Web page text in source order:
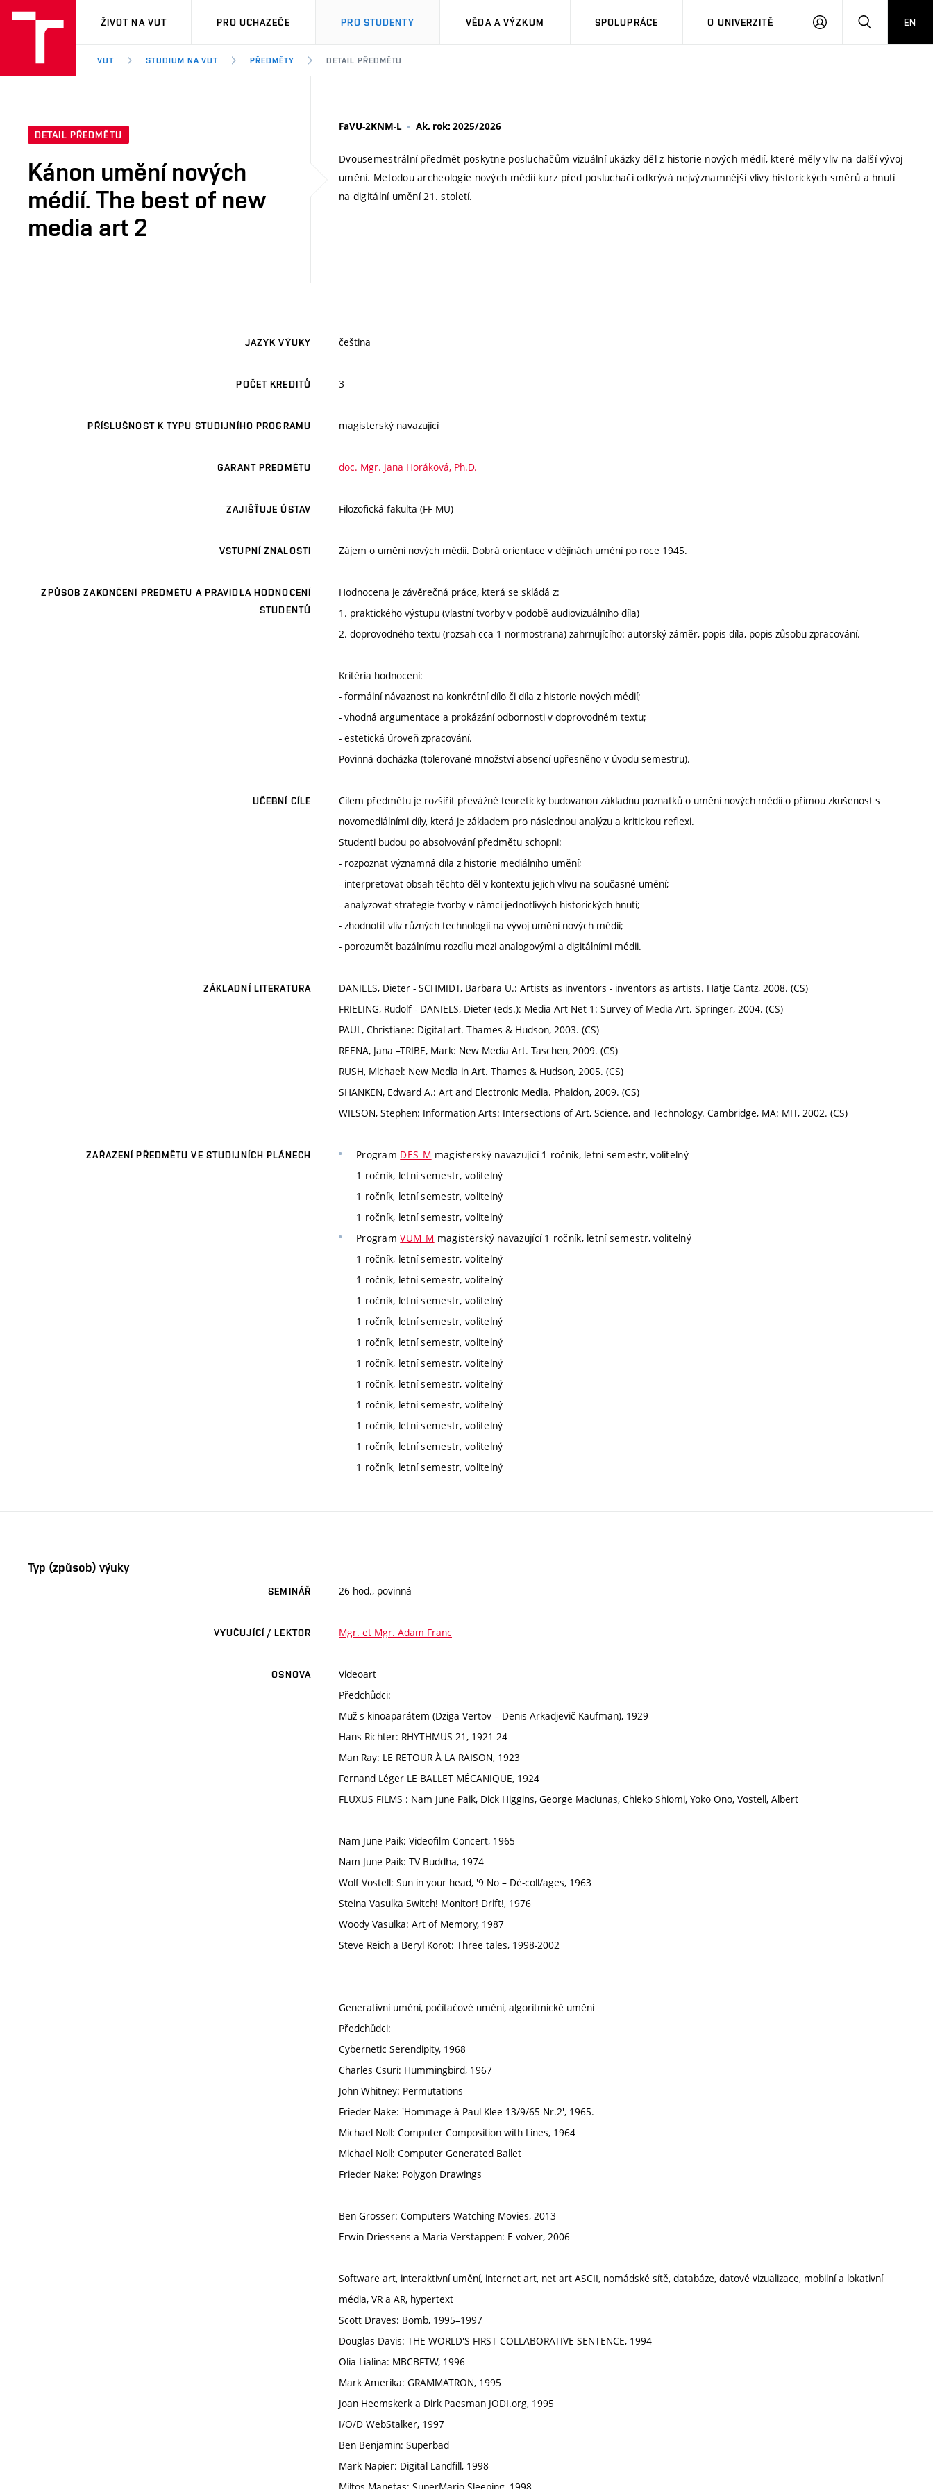
VUT
ŽIVOT NA VUT PRO UCHAZEČE PRO STUDENTY VĚDA A VÝZKUM SPOLUPRÁCE O UNIVERZITĚ
PŘIHLÁSIT HLEDATEN
VUT STUDIUM NA VUT PŘEDMĚTY DETAIL PŘEDMĚTU
DETAIL PŘEDMĚTU
Kánon umění nových
médií. The best of new
media art 2
FaVU-2KNM-L Ak. rok: 2025/2026
Dvousemestrální předmět poskytne posluchačům vizuální ukázky děl z historie nových médií, které měly vliv na další vývoj
umění. Metodou archeologie nových médií kurz před posluchači odkrývá nejvýznamnější vlivy historických směrů a hnutí
na digitální umění 21. století.
JAZYK VÝUKY čeština
POČET KREDITŮ 3
PŘÍSLUŠNOST K TYPU STUDIJNÍHO PROGRAMU magisterský navazující
GARANT PŘEDMĚTU doc. Mgr. Jana Horáková, Ph.D.
ZAJIŠŤUJE ÚSTAV Filozofická fakulta (FF MU)
VSTUPNÍ ZNALOSTI Zájem o umění nových médií. Dobrá orientace v dějinách umění po roce 1945.
ZPŮSOB ZAKONČENÍ PŘEDMĚTU A PRAVIDLA HODNOCENÍ
STUDENTŮ
Hodnocena je závěrečná práce, která se skládá z:
1. praktického výstupu (vlastní tvorby v podobě audiovizuálního díla)
2. doprovodného textu (rozsah cca 1 normostrana) zahrnujícího: autorský záměr, popis díla, popis zůsobu zpracování.
Kritéria hodnocení:
- formální návaznost na konkrétní dílo či díla z historie nových médií;
- vhodná argumentace a prokázání odbornosti v doprovodném textu;
- estetická úroveň zpracování.
Povinná docházka (tolerované množství absencí upřesněno v úvodu semestru).
UČEBNÍ CÍLE
Cílem předmětu je rozšířit převážně teoreticky budovanou základnu poznatků o umění nových médií o přímou zkušenost s
novomediálními díly, která je základem pro následnou analýzu a kritickou reflexi.
Studenti budou po absolvování předmětu schopni:
- rozpoznat významná díla z historie mediálního umění;
- interpretovat obsah těchto děl v kontextu jejich vlivu na současné umění;
- analyzovat strategie tvorby v rámci jednotlivých historických hnutí;
- zhodnotit vliv různých technologií na vývoj umění nových médií;
- porozumět bazálnímu rozdílu mezi analogovými a digitálními médii.
ZÁKLADNÍ LITERATURA
DANIELS, Dieter - SCHMIDT, Barbara U.: Artists as inventors - inventors as artists. Hatje Cantz, 2008. (CS)
FRIELING, Rudolf - DANIELS, Dieter (eds.): Media Art Net 1: Survey of Media Art. Springer, 2004. (CS)
PAUL, Christiane: Digital art. Thames & Hudson, 2003. (CS)
REENA, Jana –TRIBE, Mark: New Media Art. Taschen, 2009. (CS)
RUSH, Michael: New Media in Art. Thames & Hudson, 2005. (CS)
SHANKEN, Edward A.: Art and Electronic Media. Phaidon, 2009. (CS)
WILSON, Stephen: Information Arts: Intersections of Art, Science, and Technology. Cambridge, MA: MIT, 2002. (CS)
ZAŘAZENÍ PŘEDMĚTU VE STUDIJNÍCH PLÁNECH Program DES_M magisterský navazující 1 ročník, letní semestr, volitelný
1 ročník, letní semestr, volitelný
1 ročník, letní semestr, volitelný
1 ročník, letní semestr, volitelný
ProgramVUM_M magisterský navazující 1 ročník, letní semestr, volitelný
1 ročník, letní semestr, volitelný
1 ročník, letní semestr, volitelný
1 ročník, letní semestr, volitelný
1 ročník, letní semestr, volitelný
1 ročník, letní semestr, volitelný
1 ročník, letní semestr, volitelný
1 ročník, letní semestr, volitelný
1 ročník, letní semestr, volitelný
1 ročník, letní semestr, volitelný
1 ročník, letní semestr, volitelný
1 ročník, letní semestr, volitelný
Typ (způsob) výuky
SEMINÁŘ 26 hod., povinná
VYUČUJÍCÍ / LEKTOR Mgr. et Mgr. Adam Franc
OSNOVA
Videoart
Předchůdci:
Muž s kinoaparátem (Dziga Vertov – Denis Arkadjevič Kaufman), 1929
Hans Richter: RHYTHMUS 21, 1921-24
Man Ray: LE RETOUR À LA RAISON, 1923
Fernand Léger LE BALLET MÉCANIQUE, 1924
FLUXUS FILMS : Nam June Paik, Dick Higgins, George Maciunas, Chieko Shiomi, Yoko Ono, Vostell, Albert
Nam June Paik: Videofilm Concert, 1965
Nam June Paik: TV Buddha, 1974
Wolf Vostell: Sun in your head, '9 No – Dé-coll/ages, 1963
Steina Vasulka Switch! Monitor! Drift!, 1976
Woody Vasulka: Art of Memory, 1987
Steve Reich a Beryl Korot: Three tales, 1998-2002
Generativní umění, počítačové umění, algoritmické umění
Předchůdci:
Cybernetic Serendipity, 1968
Charles Csuri: Hummingbird, 1967
John Whitney: Permutations
Frieder Nake: 'Hommage à Paul Klee 13/9/65 Nr.2', 1965.
Michael Noll: Computer Composition with Lines, 1964
Michael Noll: Computer Generated Ballet
Frieder Nake: Polygon Drawings
Ben Grosser: Computers Watching Movies, 2013
Erwin Driessens a Maria Verstappen: E-volver, 2006
Software art, interaktivní umění, internet art, net art ASCII, nomádské sítě, databáze, datové vizualizace, mobilní a lokativní
média, VR a AR, hypertext
Scott Draves: Bomb, 1995–1997
Douglas Davis: THE WORLD'S FIRST COLLABORATIVE SENTENCE, 1994
Olia Lialina: MBCBFTW, 1996
Mark Amerika: GRAMMATRON, 1995
Joan Heemskerk a Dirk Paesman JODI.org, 1995
I/O/D WebStalker, 1997
Ben Benjamin: Superbad
Mark Napier: Digital Landfill, 1998